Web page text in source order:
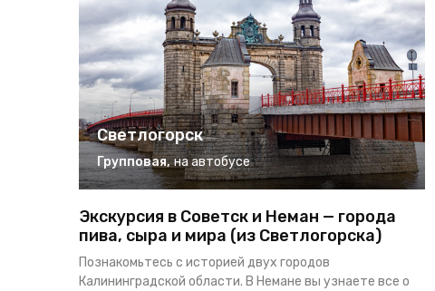
Светлогорск
Групповая, на автобусе
Экскурсия в Советск и Неман — города
пива, сыра и мира (из Светлогорска)
Познакомьтесь с историей двух городов
Калининградской области. В Немане вы узнаете все о